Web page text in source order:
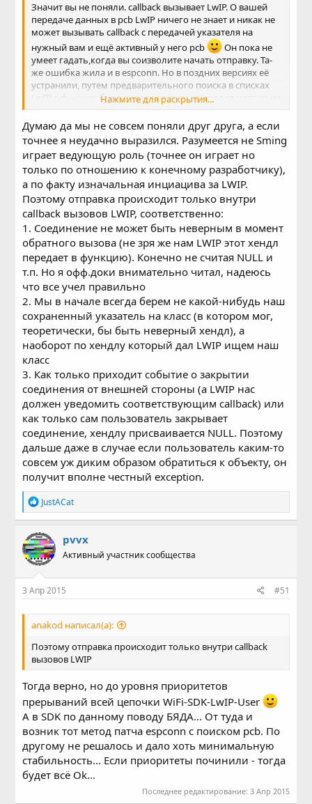
Значит вы не поняли. callback вызывает LwIP. О вашей
передаче данных в pcb LwIP ничего не знает и никак не
может вызывать callback c передачей указателя на
нужный вам и ещё активный у него pcb
Он пока не
умеет гадать,когда вы соизволите начать отправку. Та-
же ошибка жила и в espconn. Но в поздних версиях её
устранили, путем предварительного поиска в списках
LwIP pcb на необходимое соединение (содрав методу из
ip host и remote, которые были заранее запомнены при
открытии соединения. И теперь espconn всегда тупит и
ищет pcb, перед почти любым действием...
В Sming, я наблюдал только вызов какой-то post-task в
процедуре poll на активный pcb, которую вызывает LwIP.
Но она вызывается не часто и между этими вызовами
LwIP уже может грохнуть ту pcb, если на него придет
FIN, ACK. Стеком TCP не вы управляете, а LwIP и он
вызывает callback с указателем на активный pcb, если
там что происходит... И при множестве активных
соединений там тысячи перестановок в этих pcb в
секунду
Нажмите для раскрытия...
Думаю да мы не совсем поняли друг друга, а если
точнее я неудачно выразился. Разумеется не Sming
играет ведующую роль (точнее он играет но
только по отношению к конечному разработчику),
а по факту изначальная инциацива за LWIP.
Поэтому отправка происходит только внутри
callback вызовов LWIP, соответственно:
1. Соединение не может быть неверным в момент
обратного вызова (не зря же нам LWIP этот хендл
передает в функцию). Конечно не считая NULL и
т.п. Но я офф.доки внимательно читал, надеюсь
что все учел правильно
2. Мы в начале всегда берем не какой-нибудь наш
сохраненный указатель на класс (в котором мог,
теоретически, бы быть неверный хендл), а
наоборот по хендлу который дал LWIP ищем наш
класс
3. Как только приходит событие о закрытии
соединения от внешней стороны (а LWIP нас
должен уведомить соответствующим callback) или
как только сам пользователь закрывает
соединение, хендлу присваивается NULL. Поэтому
дальше даже в случае если пользователь каким-то
совсем уж диким образом обратиться к объекту, он
получит вполне честный exception.
Р
е
а
к
ц
и
и
:
JustACat
pvvx
Активный участник сообщества
3 Апр 2015 #51
anakod написал(а):
Поэтому отправка происходит только внутри callback
вызовов LWIP
Тогда верно, но до уровня приоритетов
прерываний всей цепочки WiFi-SDK-LwIP-User
А в SDK по данному поводу БЯДА... От туда и
возник тот метод патча espconn с поиском pcb. По
другому не решалось и дало хоть минимальную
стабильность... Если приоритеты починили - тогда
будет всё Ok...
Последнее редактирование: 3 Апр 2015